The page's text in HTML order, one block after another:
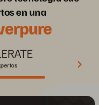
en una